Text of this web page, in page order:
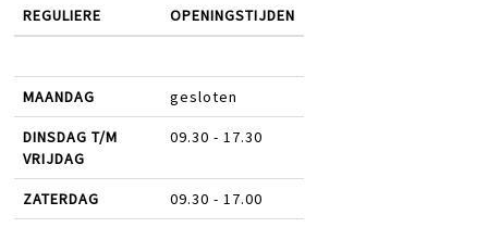
REGULIERE OPENINGSTIJDEN
MAANDAG gesloten
DINSDAG T/M
VRIJDAG
09.30 - 17.30
ZATERDAG 09.30 - 17.00